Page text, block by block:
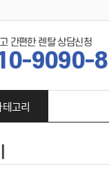
간편한 렌탈 상담신청
9090-
고리